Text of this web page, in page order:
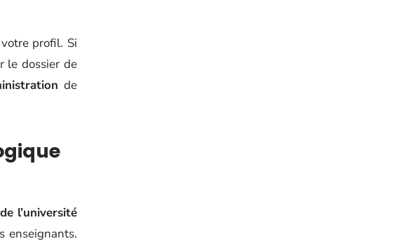
profil. Si
le dossier de
de
l’université
enseignants.